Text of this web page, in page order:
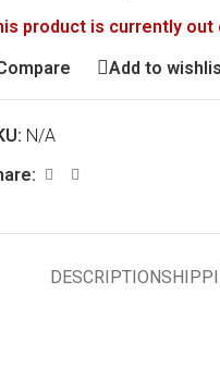
product is currently out
Add to
N/A
DESCRIPTION